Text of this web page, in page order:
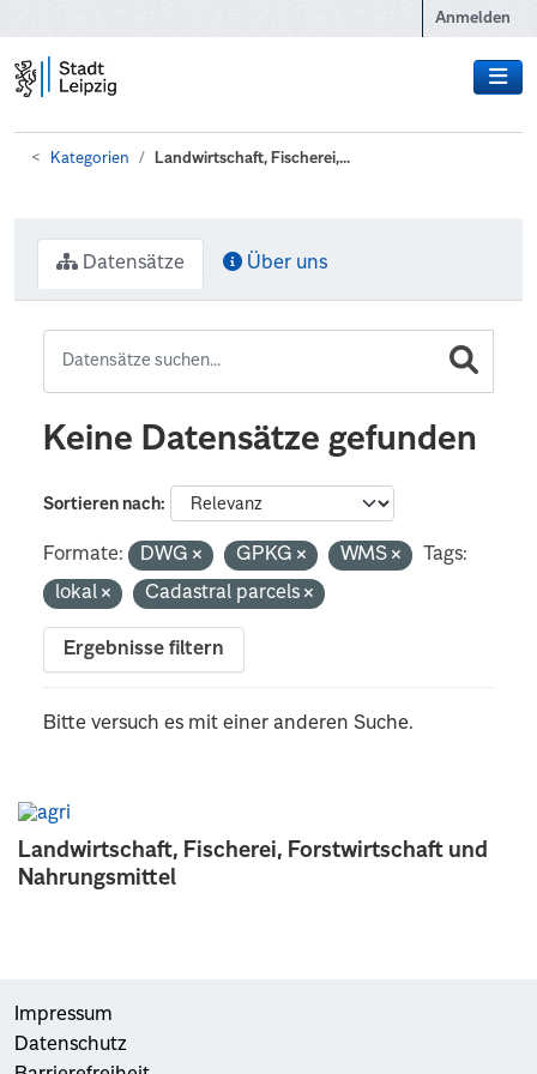
Anmelden
Kategorien Landwirtschaft, Fischerei,...
Landwirtschaft, Fischerei, Forstwirtschaft und
Nahrungsmittel
Datensätze Über uns
Keine Datensätze gefunden
Sortieren nach
Formate: DWG GPKG WMS
Tags:
lokal
Cadastral parcels
Ergebnisse filtern
Bitte versuch es mit einer anderen Suche.
Impressum
Datenschutz